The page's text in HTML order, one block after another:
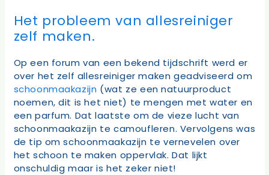
Het probleem van allesreiniger
zelf maken.
Op een forum van een bekend tijdschrift werd er
over het zelf allesreiniger maken geadviseerd om
schoonmaakazijn (wat ze een natuurproduct
noemen, dit is het niet) te mengen met water en
een parfum. Dat laatste om de vieze lucht van
schoonmaakazijn te camoufleren. Vervolgens was
de tip om schoonmaakazijn te vernevelen over
het schoon te maken oppervlak. Dat lijkt
onschuldig maar is het zeker niet!